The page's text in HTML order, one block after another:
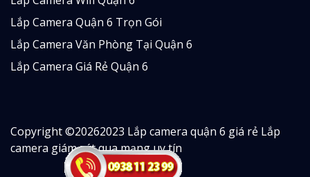
Lắp Camera Quận 6 Trọn Gói
Lắp Camera Văn Phòng Tại Quận 6
Lắp Camera Giá Rẻ Quận 6
Copyright ©20262023 Lắp camera quận 6 giá rẻ Lắp
camera giám sát qua mạng uy tín